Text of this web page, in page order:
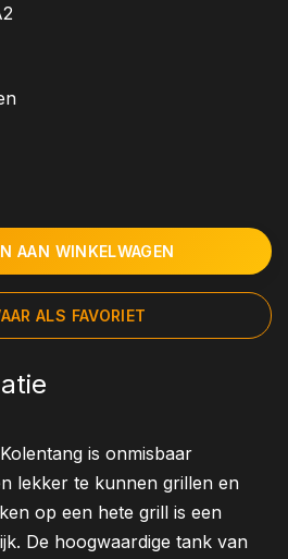
AAN WINKELWAGEN
ALS FAVORIET
is onmisbaar
lekker te kunnen grillen en
op een hete grill is een
De hoogwaardige tank van